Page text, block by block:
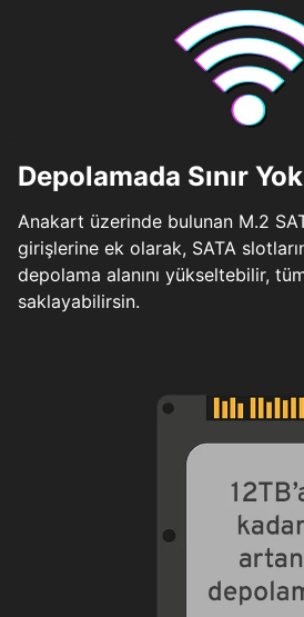
Depolamada Sınır Yok
Anakart üzerinde bulunan M.2
girişlerine ek olarak, SATA
depolama alanını yükseltebilir,
saklayabilirsin.